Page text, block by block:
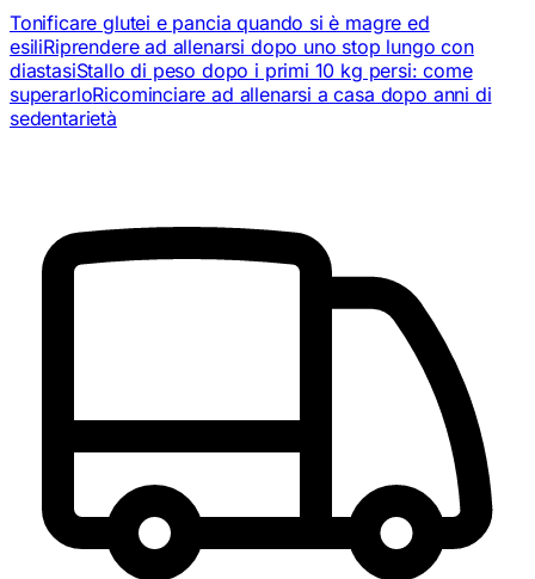
Tonificare glutei e pancia quando si è magre ed
esiliRiprendere ad allenarsi dopo uno stop lungo con
diastasiStallo di peso dopo i primi 10 kg persi: come
superarloRicominciare ad allenarsi a casa dopo anni di
sedentarietà